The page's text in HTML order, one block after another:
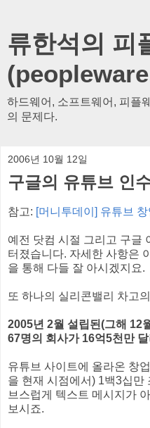
류한석의 피
하드웨어, 소프트웨어, 피플
의 문제다.
2006년 10월 12일
구글의 유튜브 인
참고: [머니투데이] 유튜브
예전 닷컴 시절 그리고 구글
터졌습니다. 자세한 사항은
을 통해 다들 잘 아시겠지요.
또 하나의 실리콘밸리 차고
2005년 2월 설립된(그해 12
67명의 회사가 16억5천만
유튜브 사이트에 올라온 창
을 현재 시점에서) 1백3십만
브스럽게 텍스트 메시지가
보시죠.